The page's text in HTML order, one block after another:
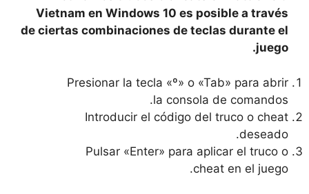
Vietnam en Windows 10 es posible a través
de ciertas combinaciones de teclas durante el
juego.
Presionar la tecla «º» o «Tab» para abrir
la consola de comandos.
Introducir el código del truco o cheat
deseado.
Pulsar «Enter» para aplicar el truco o
cheat en el juego.